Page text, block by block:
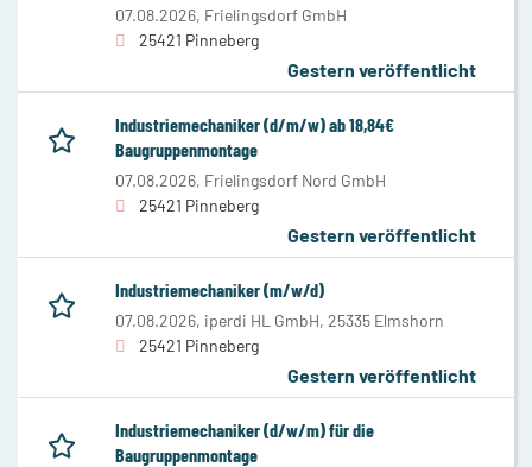
07.08.2026, Frielingsdorf GmbH
25421 Pinneberg
Gestern veröffentlicht
Industriemechaniker (d/m/w) ab 18,84€
Baugruppenmontage
07.08.2026, Frielingsdorf Nord GmbH
25421 Pinneberg
Gestern veröffentlicht
Industriemechaniker (m/w/d)
07.08.2026, iperdi HL GmbH, 25335 Elmshorn
25421 Pinneberg
Gestern veröffentlicht
Industriemechaniker (d/w/m) für die
Baugruppenmontage